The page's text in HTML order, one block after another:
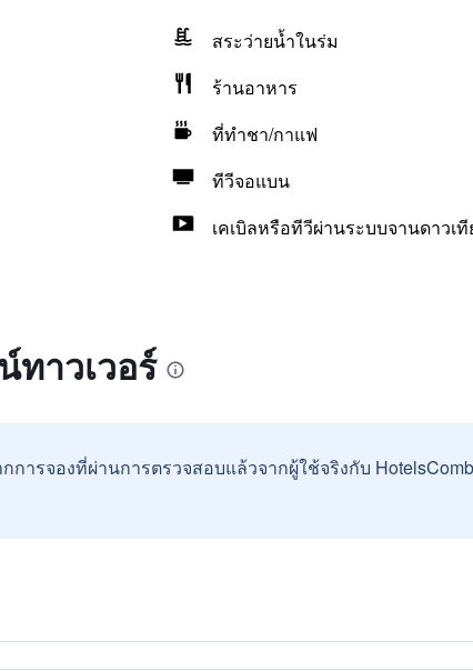
สระว่ายน้ำในร่ม
ร้านอาหาร
ที่ทำชา/กาแฟ
ทีวีจอแบน
เคเบิลหรือทีวีผ่านระบบจานดาวเที
าวเวอร์
การจองที่ผ่านการตรวจสอบแล้วจากผู้ใช้จริงกับ